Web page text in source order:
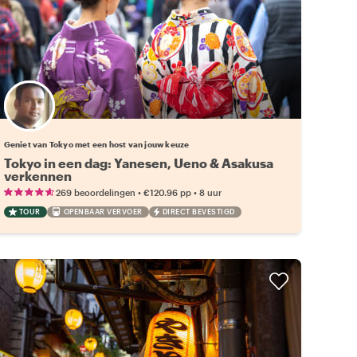
Kies jouw favoriete local
Geniet van Tokyo met een host van jouw keuze
Tokyo in een dag: Yanesen, Ueno & Asakusa
verkennen
269 beoordelingen • €120.96 pp• 8 uur
TOUR OPENBAAR VERVOER DIRECT BEVESTIGD